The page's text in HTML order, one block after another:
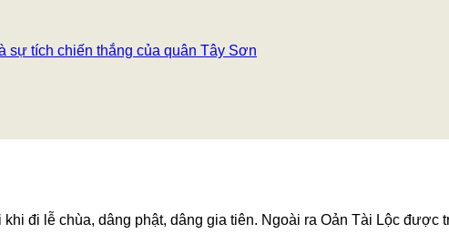
sự tích chiến thắng của quân Tây Sơn
đi lễ chùa, dâng phật, dâng gia tiên. Ngoài ra Oản Tài Lộc được